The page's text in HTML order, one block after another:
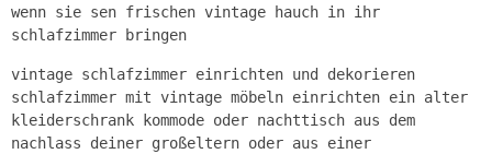
wenn sie sen frischen vintage hauch in ihr
schlafzimmer bringen
vintage schlafzimmer einrichten und dekorieren
schlafzimmer mit vintage möbeln einrichten ein alter
kleiderschrank kommode oder nachttisch aus dem
nachlass deiner großeltern oder aus einer